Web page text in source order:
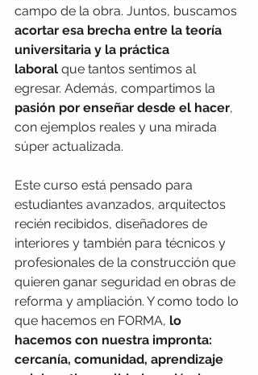
campo de la obra. Juntos, buscamos
acortar esa brecha entre la teoría
universitaria y la práctica
laboral que tantos sentimos al
egresar. Además, compartimos la
pasión por enseñar desde el hacer,
con ejemplos reales y una mirada
súper actualizada.
Este curso está pensado para
estudiantes avanzados, arquitectos
recién recibidos, diseñadores de
interiores y también para técnicos y
profesionales de la construcción que
quieren ganar seguridad en obras de
reforma y ampliación. Y como todo lo
que hacemos en FORMA, lo
hacemos con nuestra impronta:
cercanía, comunidad, aprendizaje